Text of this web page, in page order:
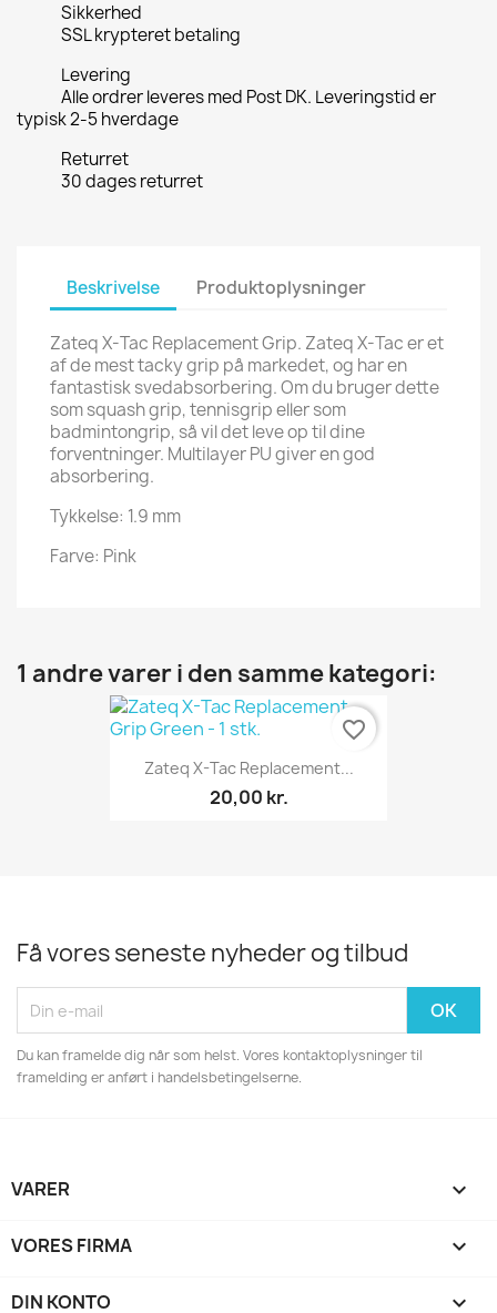
Sikkerhed
SSL krypteret betaling
Levering
Alle ordrer leveres med Post DK. Leveringstid er
typisk 2-5 hverdage
Returret
30 dages returret
Beskrivelse Produktoplysninger
Zateq X-Tac Replacement Grip. Zateq X-Tac er et
af de mest tacky grip på markedet, og har en
fantastisk svedabsorbering. Om du bruger dette
som squash grip, tennisgrip eller som
badmintongrip, så vil det leve op til dine
forventninger. Multilayer PU giver en god
absorbering.
Tykkelse: 1.9 mm
Farve: Pink
1 andre varer i den samme kategori:
Zateq X-Tac Replacement...
20,00 kr.
favorite_border
Få vores seneste nyheder og tilbud
Du kan framelde dig når som helst. Vores kontaktoplysninger til
framelding er anført i handelsbetingelserne.
VARER 
VORES FIRMA 
DIN KONTO 